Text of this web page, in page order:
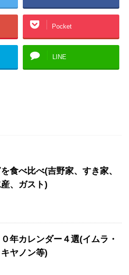
Pocket
LINE
食べ比べ(吉野家、すき家、
、ガスト)
年カレンダー４選(イムラ・
ヤノン等)